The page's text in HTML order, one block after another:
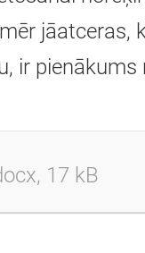
jāatceras,
ir
17 kB